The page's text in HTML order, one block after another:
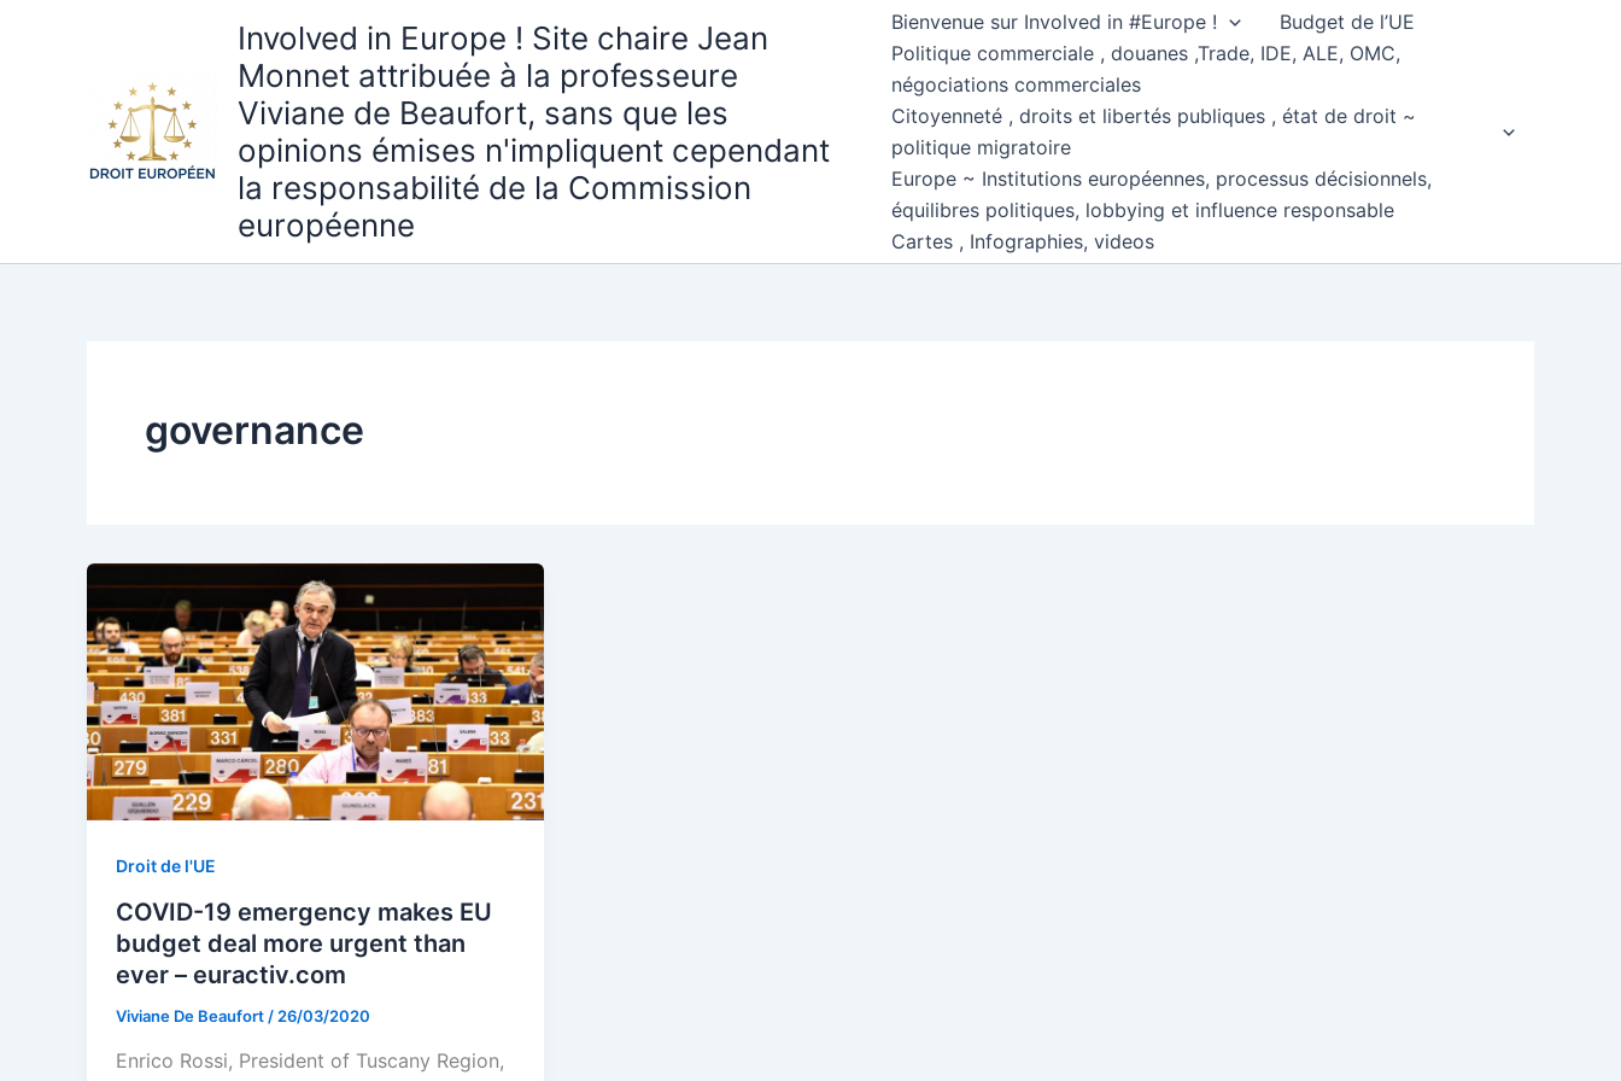
Involved in Europe ! Site chaire Jean
Monnet attribuée à la professeure
Viviane de Beaufort, sans que les
opinions émises n'impliquent cependant
la responsabilité de la Commission
européenne
Bienvenue sur Involved in #Europe !
Budget de l’UE
Politique commerciale , douanes ,Trade, IDE, ALE, OMC,
négociations commerciales
Citoyenneté , droits et libertés publiques , état de droit ~
politique migratoire
Europe ~ Institutions européennes, processus décisionnels,
équilibres politiques, lobbying et influence responsable
Cartes , Infographies, videos
governance
Droit de l'UE
COVID-19 emergency makes EU
budget deal more urgent than
ever – euractiv.com
Viviane De Beaufort / 26/03/2020
Enrico Rossi, President of Tuscany Region,